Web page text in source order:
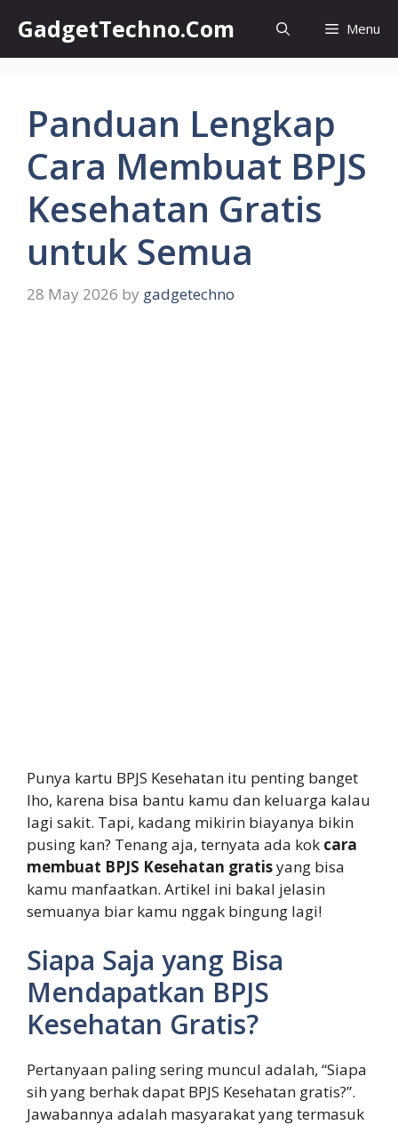
content
GadgetTechno.Com Menu
Panduan Lengkap
Cara Membuat BPJS
Kesehatan Gratis
untuk Semua
28 May 2026 by gadgetechno
Punya kartu BPJS Kesehatan itu penting banget
lho, karena bisa bantu kamu dan keluarga kalau
lagi sakit. Tapi, kadang mikirin biayanya bikin
pusing kan? Tenang aja, ternyata ada kok cara
membuat BPJS Kesehatan gratisyang bisa
kamu manfaatkan. Artikel ini bakal jelasin
semuanya biar kamu nggak bingung lagi!
Siapa Saja yang Bisa
Mendapatkan BPJS
Kesehatan Gratis?
Pertanyaan paling sering muncul adalah, “Siapa
sih yang berhak dapat BPJS Kesehatan gratis?”.
Jawabannya adalah masyarakat yang termasuk